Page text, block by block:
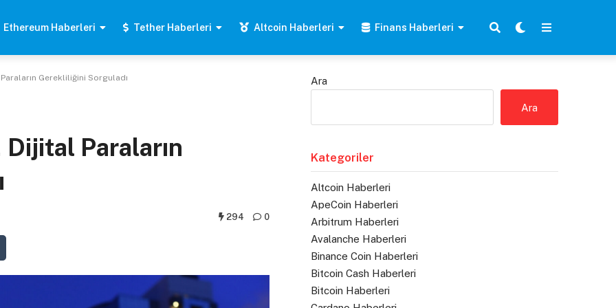
Ethereum Haberleri Tether Haberleri Altcoin Haberleri Finans Haberleri
Gerekliliğini Sorguladı
Paraların
294 0
Ara
Ara
Kategoriler
Altcoin Haberleri
ApeCoin Haberleri
Arbitrum Haberleri
Avalanche Haberleri
Binance Coin Haberleri
Bitcoin Cash Haberleri
Bitcoin Haberleri